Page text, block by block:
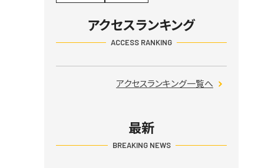
アクセスランキング
ACCESS RANKING
アクセスランキング一覧へ
最新
BREAKING NEWS